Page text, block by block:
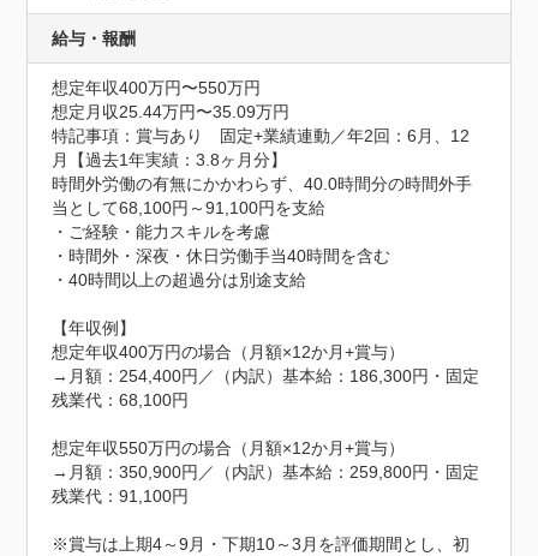
給与・報酬
想定年収400万円〜550万円
想定月収25.44万円〜35.09万円
特記事項：賞与あり　固定+業績連動／年2回：6月、12
月【過去1年実績：3.8ヶ月分】
時間外労働の有無にかかわらず、40.0時間分の時間外手
当として68,100円～91,100円を支給
・ご経験・能力スキルを考慮
・時間外・深夜・休日労働手当40時間を含む
・40時間以上の超過分は別途支給
【年収例】
想定年収400万円の場合（月額×12か月+賞与）
→月額：254,400円／（内訳）基本給：186,300円・固定
残業代：68,100円
想定年収550万円の場合（月額×12か月+賞与）
→月額：350,900円／（内訳）基本給：259,800円・固定
残業代：91,100円
※賞与は上期4～9月・下期10～3月を評価期間とし、初